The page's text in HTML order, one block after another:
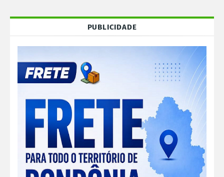
PUBLICIDADE